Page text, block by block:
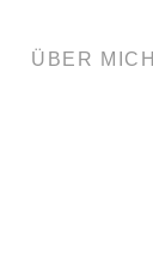
ÜBER MICH